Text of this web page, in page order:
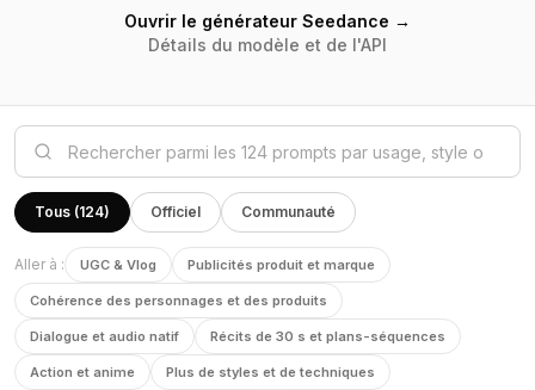
Ouvrir le générateur Seedance →
Détails du modèle et de l'API
Tous (124) Officiel Communauté
Aller à : UGC & Vlog Publicités produit et marque
Cohérence des personnages et des produits
Dialogue et audio natif Récits de 30 s et plans-séquences
Action et anime Plus de styles et de techniques